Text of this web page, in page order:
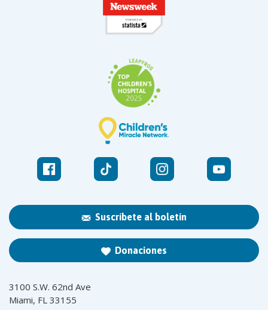
Suscríbete al boletín
Donaciones
3100 S.W. 62nd Ave
Miami, FL 33155